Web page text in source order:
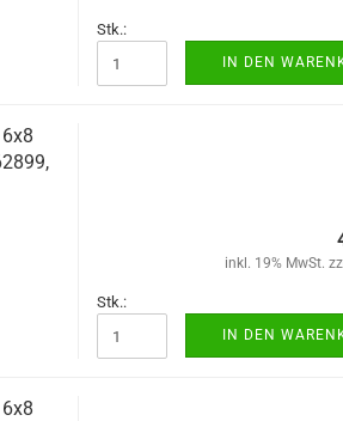
Stk.:
IN DEN
inkl. 19% MwSt.
Stk.:
IN DEN